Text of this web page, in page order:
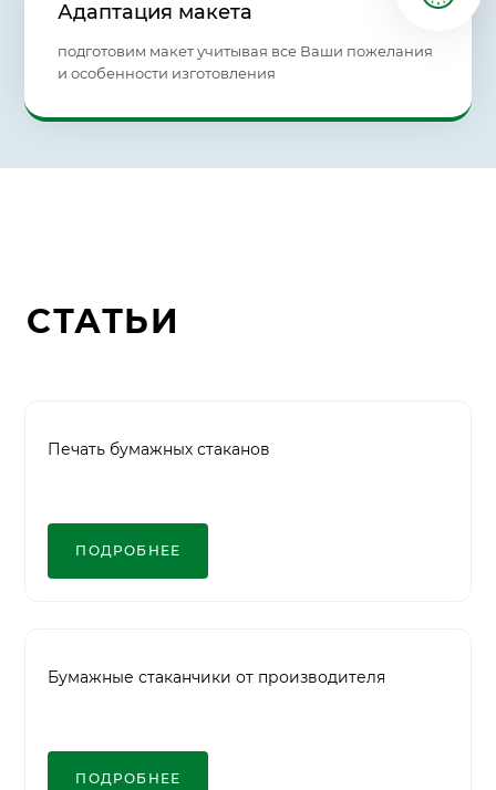
Адаптация макета
подготовим макет учитывая все Ваши пожелания
и особенности изготовления
СТАТЬИ
Печать бумажных стаканов
ПОДРОБНЕЕ
Бумажные стаканчики от производителя
ПОДРОБНЕЕ